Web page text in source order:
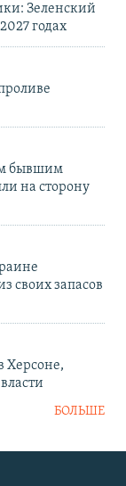
Зеленский
годах
бывшим
на сторону
своих запасов
Херсоне,
БОЛЬШЕ